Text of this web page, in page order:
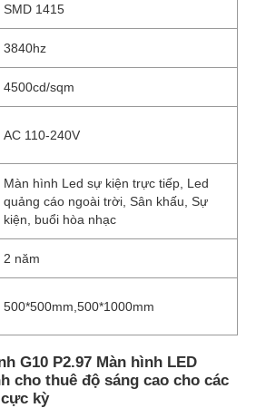
SMD 1415
3840hz
4500cd/sqm
AC 110-240V
Màn hình Led sự kiện trực tiếp, Led
quảng cáo ngoài trời, Sân khấu, Sự
kiện, buổi hòa nhạc
2 năm
500*500mm,500*1000mm
G10 P2.97 Màn hình LED
cho thuê độ sáng cao cho các
kỳ